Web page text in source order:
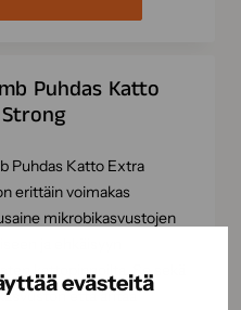
evästeitä
Puhdas Katto
Puhdas Katto Extra
erittäin voimakas
mikrobikasvustojen
kattopinnoilta. Se sekä
että antaa